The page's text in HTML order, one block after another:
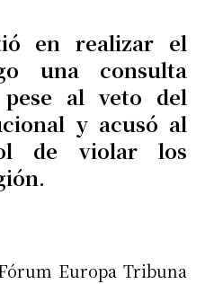
en realizar el
una consulta
pese al veto del
y acusó al
de violar los
Europa Tribuna